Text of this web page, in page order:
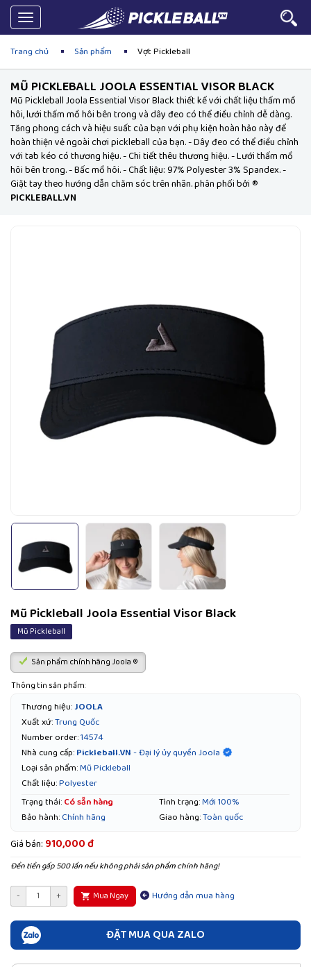
Toggle
navigation
Trang chủ Sản phẩm Vợt Pickleball
MŨ PICKLEBALL JOOLA ESSENTIAL VISOR BLACK
Mũ Pickleball Joola Essential Visor Black thiết kế với chất liệu thấm mồ
hôi, lưới thấm mồ hôi bên trong và dây đeo có thể điều chỉnh dễ dàng.
Tăng phong cách và hiệu suất của bạn với phụ kiện hoàn hảo này để
hoàn thiện vẻ ngoài chơi pickleball của bạn. - Dây đeo có thể điều chỉnh
với tab kéo có thương hiệu. - Chi tiết thêu thương hiệu. - Lưới thấm mồ
hôi bên trong. - Bấc mồ hôi. - Chất liệu: 97% Polyester 3% Spandex. -
Giặt tay theo hướng dẫn chăm sóc trên nhãn. phân phối bởi ®
PICKLEBALL.VN
Mũ Pickleball Joola Essential Visor Black
Mũ Pickleball
Sản phẩm chính hãng Joola ®
Thông tin sản phẩm:
Thương hiệu:JOOLA
Xuất xứ:Trung Quốc
Number order:14574
Nhà cung cấp:Pickleball.VN- Đại lý ủy quyền Joola
Loại sản phẩm:Mũ Pickleball
Chất liệu:Polyester
Trạng thái:Có sẵn hàng Tình trạng:Mới 100%
Bảo hành:Chính hãng Giao hàng:Toàn quốc
Giá bán: 910,000 đ
Đền tiền gấp 500 lần nếu không phải sản phẩm chính hãng!
- + Mua Ngay Hướng dẫn mua hàng
ĐẶT MUA QUA ZALO